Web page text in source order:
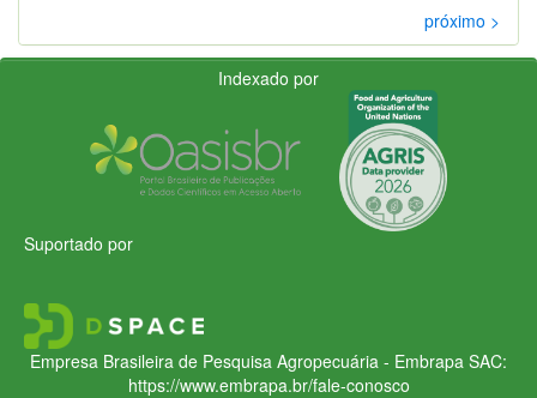
próximo >
Indexado por
Suportado por
Empresa Brasileira de Pesquisa Agropecuária - Embrapa SAC:
https://www.embrapa.br/fale-conosco